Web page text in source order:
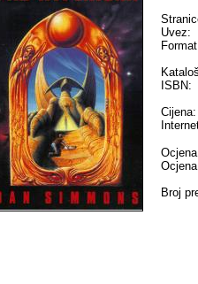
Uvez:
ISBN:
Cijena:
Broj